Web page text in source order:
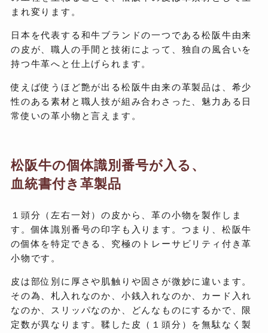
まれ変ります。
日本を代表する和牛ブランドの一つである松阪牛由来
の皮が、職人の手間と技術によって、独自の風合いを
持つ牛革へと仕上げられます。
使えば使うほど艶が出る松阪牛由来の革製品は、希少
性のある素材と職人技が組み合わさった、魅力ある日
常使いの革小物と言えます。
松阪牛の個体識別番号が入る、
血統書付き革製品
１頭分（左右一対）の皮から、革の小物を製作しま
す。個体識別番号の印字も入ります。つまり、松阪牛
の個体を特定できる、究極のトレーサビリティ付き革
小物です。
皮は部位別に厚さや肌触りや固さが微妙に違います。
その為、札入れなのか、小銭入れなのか、カード入れ
なのか、スリッパなのか、どんなものにするかで、限
定数が異なります。鞣した皮（１頭分）を無駄なく製